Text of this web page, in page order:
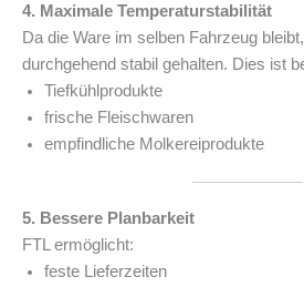
4. Maximale Temperaturstabilität
Da die Ware im selben Fahrzeug
durchgehend stabil gehalten. Dies ist
Tiefkühlprodukte
frische Fleischwaren
empfindliche Molkereiprodukte
5. Bessere Planbarkeit
FTL ermöglicht:
feste Lieferzeiten